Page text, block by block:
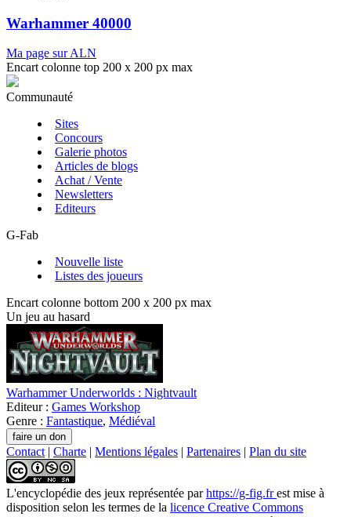
Warhammer 40000
Ma page sur ALN
Encart colonne top 200 x 200 px max
Communauté
Sites
Concours
Galerie photos
Articles de blogs
Achat / Vente
Newsletters
Editeurs
G-Fab
Nouvelle liste
Listes des joueurs
Encart colonne bottom 200 x 200 px max
Un jeu au hasard
Warhammer Underworlds : Nightvault
Editeur : Games Workshop
Genre : Fantastique, Médiéval
Contact | Charte | Mentions légales | Partenaires | Plan du site
L'encyclopédie des jeux représentée parhttps://g-fig.frest mise à
disposition selon les termes de la licence Creative Commons